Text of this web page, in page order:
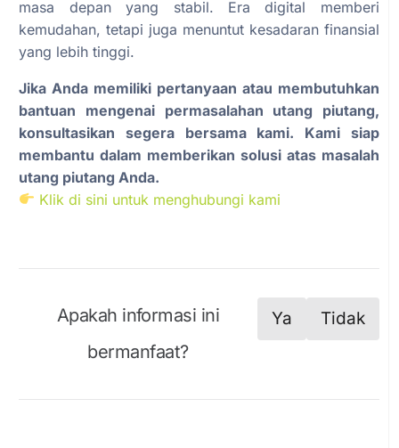
masa depan yang stabil. Era digital memberi
kemudahan, tetapi juga menuntut kesadaran finansial
yang lebih tinggi.
Jika Anda memiliki pertanyaan atau membutuhkan
bantuan mengenai permasalahan utang piutang,
konsultasikan segera bersama kami. Kami siap
membantu dalam memberikan solusi atas masalah
utang piutang Anda.
Klik di sini untuk menghubungi kami
Apakah informasi ini
bermanfaat?
Ya Tidak